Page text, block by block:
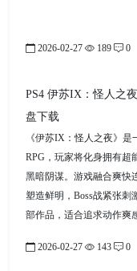
2026-02-27 189 0
PS4 伊苏IX：怪人之
盘下载
《伊苏IX：怪人之夜》
RPG，玩家将化身拥有超
黑暗阴谋。游戏融合爽快
塑造鲜明，Boss战紧张刺
部作品，适合追求动作爽
2026-02-27 143 0